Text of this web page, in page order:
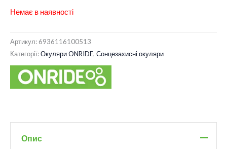
Немає в наявності
Артикул: 6936116100513
Категорії:Окуляри ONRIDE, Сонцезахисні окуляри
Опис